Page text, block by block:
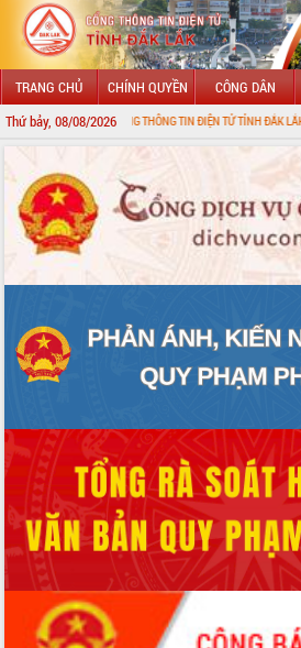
TRANG CHỦ CHÍNH QUYỀN CÔNG DÂN
Thứ bảy, 08/08/2026
MỪNG ĐẾN VỚI CỔNG THÔNG TIN ĐIỆN TỬ TỈNH ĐẮK LẮK
LÃNH ĐẠO UBND TỈNH
TIN TỨC SỰ KIỆN
UBND CÁC XÃ, PHƯỜNG
THÔNG TIN CHỈ ĐẠO ĐIỀU HÀNH
HỆ THỐNG VĂN BẢN
VĂN BẢN HĐND TỈNH
ĐIỂM TIN VĂN BẢN
QUY HOẠCH - KẾ HOẠCH